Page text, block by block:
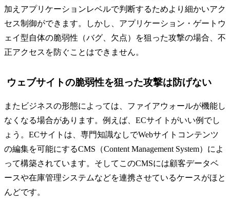
加えアプリケーションレベルで判断するためより細かいアク
セス制御ができます。しかし、アプリケーション・ゲートウ
ェイ型自体の脆弱性（バグ、欠点）を狙った攻撃の場合、不
正アクセスを防ぐことはできません。
ウェブサイトの脆弱性を狙った攻撃は防げない
またビジネスの形態によっては、ファイアウォールが機能し
なくなる場合があります。例えば、ECサイトがいい例でし
ょう。ECサイトは、専門知識なしでWebサイトコンテンツ
の編集を可能にするCMS（Content Management System）によ
って構築されています。そしてこのCMSには顧客データベ
ースや在庫管理システムなどを連携させているケースがほと
んどです。